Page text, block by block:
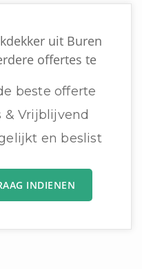
uit Buren
offertes te
beste offerte
& Vrijblijvend
en beslist
INDIENEN